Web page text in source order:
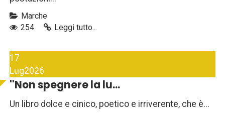
Marche
254
Leggi tutto...
17
Lug2026
''Non spegnere la lu...
Un libro dolce e cinico, poetico e irriverente, che è...